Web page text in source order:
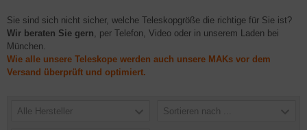
Sie sind sich nicht sicher, welche Teleskopgröße die richtige für Sie ist?
Wir beraten Sie gern, per Telefon, Video oder in unserem Laden bei
München.
Wie alle unsere Teleskope werden auch unsere MAKs vor dem
Versand überprüft und optimiert.
Alle Hersteller Sortieren nach ...